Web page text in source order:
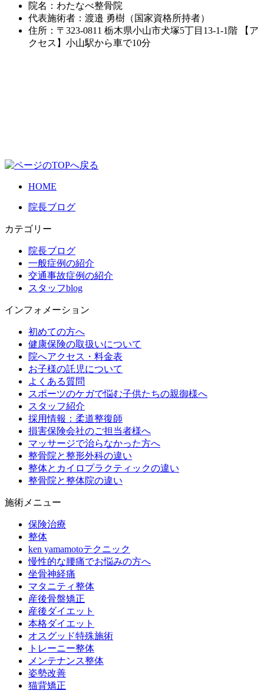
院名：わたなべ整骨院
代表施術者：渡邉 勇樹（国家資格所持者）
住所：〒323-0811 栃木県小山市犬塚5丁目13-1-1階 【ア
クセス】小山駅から車で10分
HOME
院長ブログ
カテゴリー
院長ブログ
一般症例の紹介
交通事故症例の紹介
スタッフblog
インフォメーション
初めての方へ
健康保険の取扱いについて
院へアクセス・料金表
お子様の託児について
よくある質問
スポーツのケガで悩む子供たちの親御様へ
スタッフ紹介
採用情報：柔道整復師
損害保険会社のご担当者様へ
マッサージで治らなかった方へ
整骨院と整形外科の違い
整体とカイロプラクティックの違い
整骨院と整体院の違い
施術メニュー
保険治療
整体
ken yamamotoテクニック
慢性的な腰痛でお悩みの方へ
坐骨神経痛
マタニティ整体
産後骨盤矯正
産後ダイエット
本格ダイエット
オスグッド特殊施術
トレーニー整体
メンテナンス整体
姿勢改善
猫背矯正